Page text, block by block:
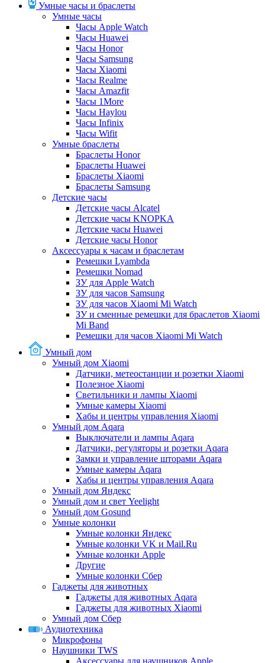
Умные часы и браслеты
Умные часы
Часы Apple Watch
Часы Huawei
Часы Honor
Часы Samsung
Часы Xiaomi
Часы Realme
Часы Amazfit
Часы 1More
Часы Haylou
Часы Infinix
Часы Wifit
Умные браслеты
Браслеты Honor
Браслеты Huawei
Браслеты Xiaomi
Браслеты Samsung
Детские часы
Детские часы Alcatel
Детские часы KNOPKA
Детские часы Huawei
Детские часы Honor
Аксессуары к часам и браслетам
Ремешки Lyambda
Ремешки Nomad
ЗУ для Apple Watch
ЗУ для часов Samsung
ЗУ для часов Xiaomi Mi Watch
ЗУ и сменные ремешки для браслетов Xiaomi
Mi Band
Ремешки для часов Xiaomi Mi Watch
Умный дом
Умный дом Xiaomi
Датчики, метеостанции и розетки Xiaomi
Полезное Xiaomi
Светильники и лампы Xiaomi
Умные камеры Xiaomi
Хабы и центры управления Xiaomi
Умный дом Aqara
Выключатели и лампы Aqara
Датчики, регуляторы и розетки Aqara
Замки и управление шторами Aqara
Умные камеры Aqara
Хабы и центры управления Aqara
Умный дом Яндекс
Умный дом и свет Yeelight
Умный дом Gosund
Умные колонки
Умные колонки Яндекс
Умные колонки VK и Mail.Ru
Умные колонки Apple
Другие
Умные колонки Сбер
Гаджеты для животных
Гаджеты для животных Aqara
Гаджеты для животных Xiaomi
Умный дом Сбер
Аудиотехника
Микрофоны
Наушники TWS
Аксессуары для наушников Apple